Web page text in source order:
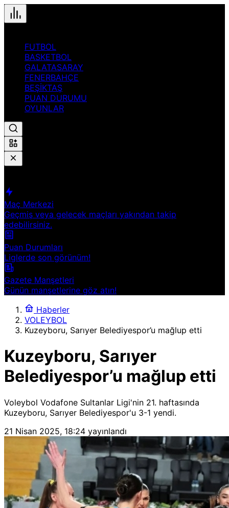
FUTBOL
BASKETBOL
GALATASARAY
FENERBAHÇE
BEŞİKTAŞ
PUAN DURUMU
OYUNLAR
Maç Merkezi
Geçmiş veya gelecek maçları yakından takip
edebilirsiniz.
Puan Durumları
Liglerde son görünüm!
Gazete Manşetleri
Günün manşetlerine göz atın!
Haberler
VOLEYBOL
Kuzeyboru, Sarıyer Belediyespor’u mağlup etti
Kuzeyboru, Sarıyer
Belediyespor’u mağlup etti
Voleybol Vodafone Sultanlar Ligi'nin 21. haftasında
Kuzeyboru, Sarıyer Belediyespor'u 3-1 yendi.
21 Nisan 2025, 18:24 yayınlandı